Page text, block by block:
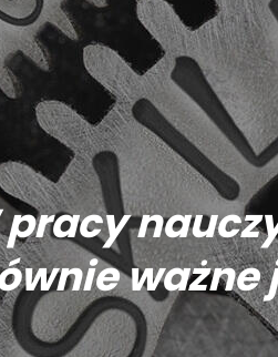
pracy
ważne